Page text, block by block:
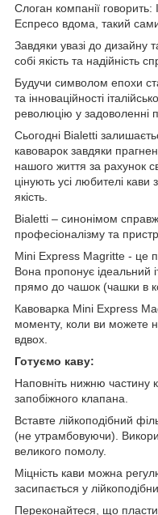
Слоган компанії
Еспресо вдома, такий
Завдяки увазі до дизайну
собі якість та надійність
Будучи символом епохи
та інноваційності
революцію у задоволенні
Сьогодні Bialetti
кавоварок завдяки
нашого життя за рахунок
цінують усі любителі кави
якість.
Bialetti – синонімом
професіоналізму та
Mini Express Magritte - це
Вона пропонує ідеальний
прямо до чашок (чашки в
Кавоварка Mini Express
моменту, коли ви можете
вдвох.
Готуємо каву:
Наповніть нижню
запобіжного клапана.
Вставте лійкоподібний
(не утрамбовуючи).
великого помолу.
Міцність кави можна
засипається у
Переконайтеся, що